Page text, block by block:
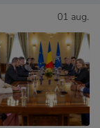
01 aug.